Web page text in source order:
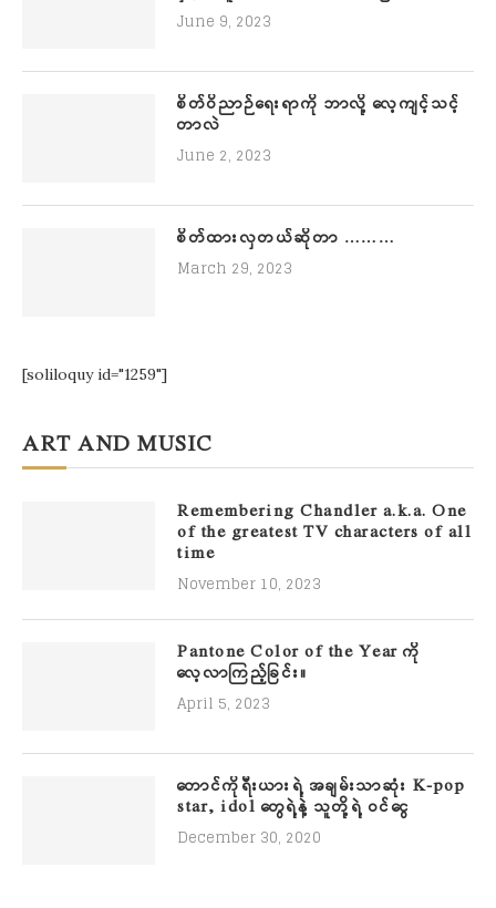
June 9, 2023
စိတ်ဝိညာဉ်ရေးရာကို ဘာလို့ လေ့ကျင့်သင့်
တာလဲ
June 2, 2023
စိတ်ထားလှတယ်ဆိုတာ ………
March 29, 2023
[soliloquy id="1259"]
ART AND MUSIC
Remembering Chandler a.k.a. One
of the greatest TV characters of all
time
November 10, 2023
Pantone Color of the Year ကို
လေ့လာကြည့်ခြင်း။
April 5, 2023
တောင်ကိုရီးယားရဲ့ အချမ်းသာဆုံး K-pop
star, idol တွေရဲ့နဲ့ သူတို့ရဲ့ ဝင်ငွေ
December 30, 2020